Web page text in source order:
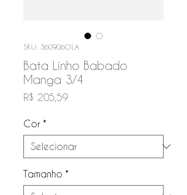
SKU: 360906OLA
Bata Linho Babado
Manga 3/4
R$ 205,59
Cor *
Tamanho *